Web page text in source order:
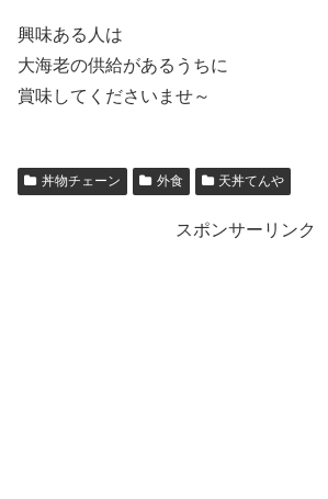
興味ある人は
大海老の供給があるうちに
賞味してくださいませ～
丼物チェーン 外食 天丼てんや
スポンサーリンク